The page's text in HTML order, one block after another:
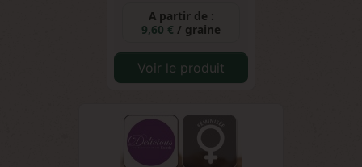
A partir de :
9,60 € / graine
Voir le produit